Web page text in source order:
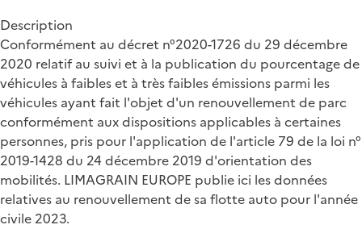
Description
Conformément au décret n°2020-1726 du 29 décembre
2020 relatif au suivi et à la publication du pourcentage de
véhicules à faibles et à très faibles émissions parmi les
véhicules ayant fait l'objet d'un renouvellement de parc
conformément aux dispositions applicables à certaines
personnes, pris pour l'application de l'article 79 de la loi n°
2019-1428 du 24 décembre 2019 d'orientation des
mobilités. LIMAGRAIN EUROPE publie ici les données
relatives au renouvellement de sa flotte auto pour l'année
civile 2023.